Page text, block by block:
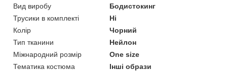
Вид виробу
Бодистокинг
Трусики в комплекті
Ні
Колір
Чорний
Тип тканини
Нейлон
Міжнародний розмір
One size
Тематика костюма
Інші образи